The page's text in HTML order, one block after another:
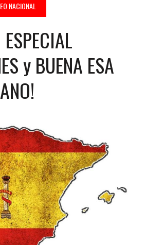
NACIONAL
y BUENA ESA